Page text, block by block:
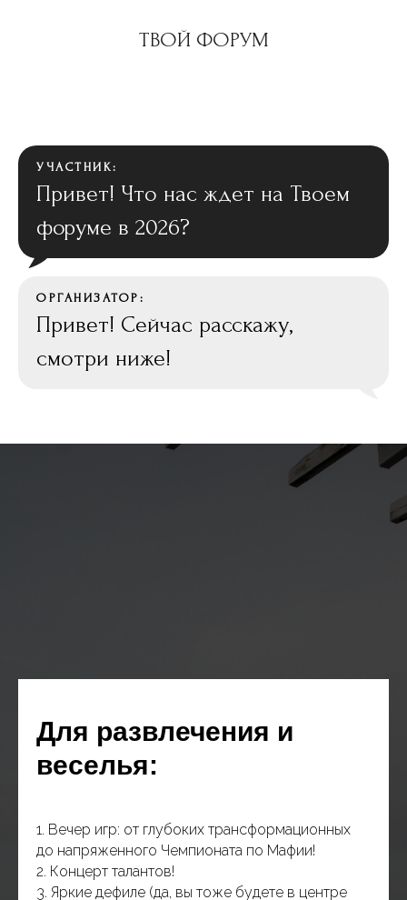
ТВОЙ ФОРУМ
УЧАСТНИК:
Привет! Что нас ждет на Твоем
форуме в 2026?
ОРГАНИЗАТОР:
Привет! Сейчас расскажу,
смотри ниже!
Для развлечения и
веселья:
1. Вечер игр: от глубоких трансформационных
до напряженного Чемпионата по Мафии!
2. Концерт талантов!
3. Яркие дефиле (да, вы тоже будете в центре